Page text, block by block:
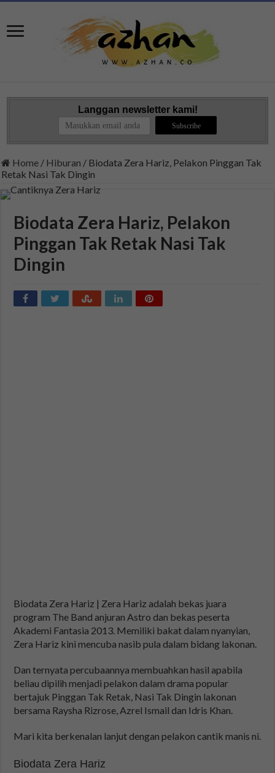
Langgan newsletter kami!
Home / Hiburan / Biodata Zera Hariz, Pelakon Pinggan Tak
Retak Nasi Tak Dingin
Biodata Zera Hariz, Pelakon
Pinggan Tak Retak Nasi Tak
Dingin
Biodata Zera Hariz | Zera Hariz adalah bekas juara
program The Band anjuran Astro dan bekas peserta
Akademi Fantasia 2013. Memiliki bakat dalam nyanyian,
Zera Hariz kini mencuba nasib pula dalam bidang lakonan.
Dan ternyata percubaannya membuahkan hasil apabila
beliau dipilih menjadi pelakon dalam drama popular
bertajuk Pinggan Tak Retak, Nasi Tak Dingin lakonan
bersama Raysha Rizrose, Azrel Ismail dan Idris Khan.
Mari kita berkenalan lanjut dengan pelakon cantik manis ni.
Biodata Zera Hariz